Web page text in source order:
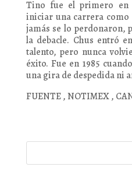
Tino fue el primero en
iniciar una carrera como
jamás se lo perdonaron,
la debacle. Chus entró
talento, pero nunca
éxito. Fue en 1985
una gira de despedida ni
FUENTE , NOTIMEX ,